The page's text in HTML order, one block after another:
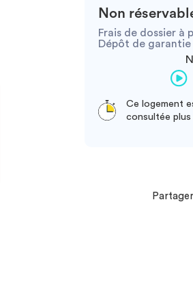
Non
Frais de dossier à
Dépôt de
Ce logement
consultée